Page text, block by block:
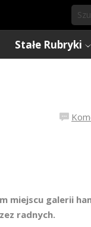
Stałe Rubryki
miejscu galerii
radnych.